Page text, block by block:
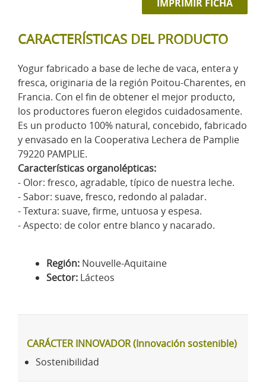
IMPRIMIR FICHA
CARACTERÍSTICAS DEL PRODUCTO
Yogur fabricado a base de leche de vaca, entera y
fresca, originaria de la región Poitou-Charentes, en
Francia. Con el fin de obtener el mejor producto,
los productores fueron elegidos cuidadosamente.
Es un producto 100% natural, concebido, fabricado
y envasado en la Cooperativa Lechera de Pamplie
79220 PAMPLIE.
Características organolépticas:
- Olor: fresco, agradable, típico de nuestra leche.
- Sabor: suave, fresco, redondo al paladar.
- Textura: suave, firme, untuosa y espesa.
- Aspecto: de color entre blanco y nacarado.
Región: Nouvelle-Aquitaine
Sector: Lácteos
CARÁCTER INNOVADOR (Innovación sostenible)
Sostenibilidad